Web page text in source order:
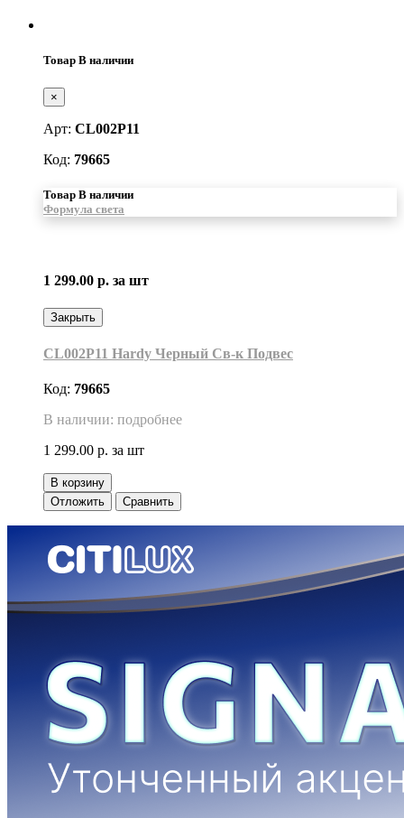
Товар В наличии
×
Арт: CL002P11
Код: 79665
Товар В наличии
Формула света
1 299.00 р. за шт
Закрыть
CL002P11 Hardy Черный Св-к Подвес
Код: 79665
В наличии: подробнее
1 299.00 р. за шт
В корзину
Отложить
Сравнить